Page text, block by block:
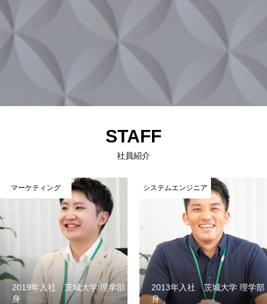
STAFF
社員紹介
マーケティング
2019年入社 茨城大学 理学部 出
身
システムエンジニア
2013年入社 茨城大学 理学部
身